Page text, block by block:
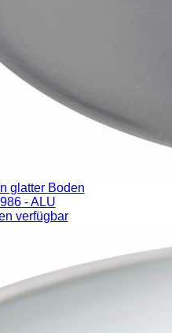
glatter Boden
- ALU
verfügbar